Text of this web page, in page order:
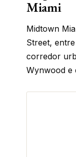
Miami
Midtown
Street,
corredor
Wynwood e